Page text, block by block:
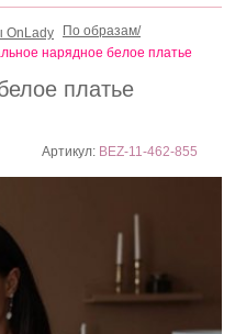
платье
Артикул: BEZ-11-462-855
По образам/
нарядное белое платье